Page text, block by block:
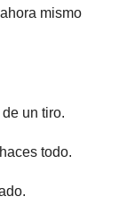
mismo
un tiro.
todo.